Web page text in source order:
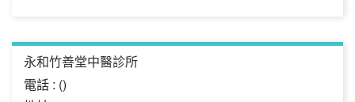
永和竹善堂中醫診所
電話 : ()